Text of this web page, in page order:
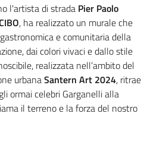
l'artista di strada Pier Paolo
, ha realizzato un murale che
e comunitaria della
dai colori vivaci e dallo stile
realizzata nell’ambito del
urbanaSantern Art 2024, ritrae
ormai celebri Garganelli alla
il terreno e la forza del nostro